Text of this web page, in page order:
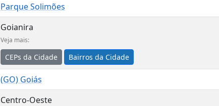
Parque Solimões
Goianira
Veja mais:
CEPs da Cidade Bairros da Cidade
(GO) Goiás
Centro-Oeste